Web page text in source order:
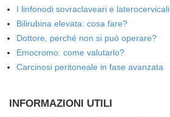
I linfonodi sovraclaveari e laterocervicali
Bilirubina elevata: cosa fare?
Dottore, perché non si può operare?
Emocromo: come valutarlo?
Carcinosi peritoneale in fase avanzata
INFORMAZIONI UTILI